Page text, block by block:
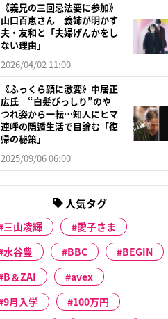
《義兄の三回忌法要に参加》
山口百恵さん 義姉が明かす
夫・友和と「夫婦げんかをし
ない理由」
2026/04/02 11:00
《ふっくら顔に激変》中居正
広氏 “白髪びっしり”のや
つれ姿から一転…知人にヒマ
連呼の隠遁生活で目論む「復
帰の秘策」
2025/09/06 06:00
人気タグ
三山凌輝
愛子さま
水谷豊
BBC
BEGIN
B＆ZAI
avex
9月入学
100万円